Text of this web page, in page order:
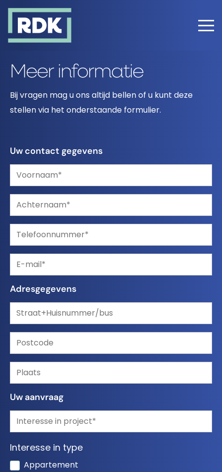
Error: Wrong path
Uw contact gegevens
Adresgegevens
Uw aanvraag
Appartement
Interesse in type
Meer informatie
Bij vragen mag u ons altijd bellen of u kunt deze
stellen via het onderstaande formulier.